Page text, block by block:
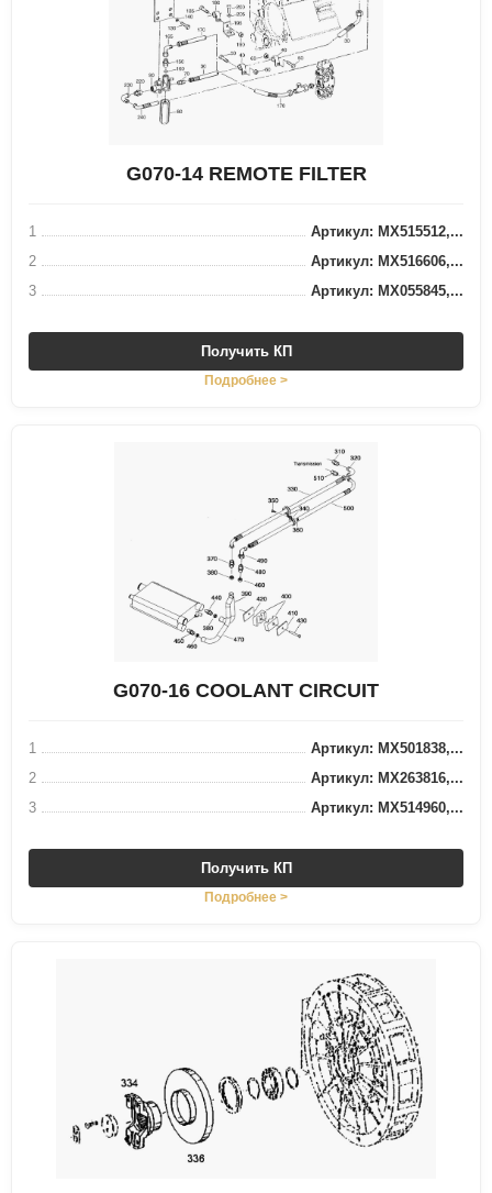
G070-14 REMOTE FILTER
1
Артикул: MX515512,...
2
Артикул: MX516606,...
3
Артикул: MX055845,...
Получить КП
Подробнее >
G070-16 COOLANT CIRCUIT
1
Артикул: MX501838,...
2
Артикул: MX263816,...
3
Артикул: MX514960,...
Получить КП
Подробнее >